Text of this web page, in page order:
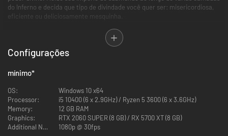
do Inferno e decida que tipo de divindade você quer ser: misericordiosa,
eficiente ou deliciosamente mesquinha.
interminável de almas pecadoras que chegam da Superfície. Castigue
Contrate infernários excêntricos para manter a papelada em dia… só não
se esqueça de pagar o salário a tempo.
Configurações
mínimo*
OS:
Windows 10 x64
Processor:
i5 10400 (6 x 2.9GHz) / Ryzen 5 3600 (6 x 3.6GHz)
Memory:
12 GB RAM
Graphics:
RTX 2060 SUPER (8 GB) / RX 5700 XT (8 GB)
Additional Notes:
1080p @ 30fps